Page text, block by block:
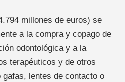
millones de euros) se
a la compra y copago de
odontológica y a la
terapéuticos y de otros
lentes de contacto o